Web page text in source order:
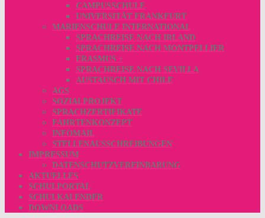
CAMPUSSCHULE
UNIVERSITÄT FRANKFURT
MARIENSCHULE INTERNATIONAL
SPRACHREISE NACH IRLAND
SPRACHREISE NACH MONTPELLIER
ERASMUS +
SPRACHREISE NACH SEVILLA
AUSTAUSCH MIT CHILE
AGS
SOZIALPROJEKT
SPRACHZERTIFIKATE
FAHRTENKONZEPT
INFOMAIL
STELLENAUSSCHREIBUNGEN
IMPRESSUM
DATENSCHUTZVEREINBARUNG
AKTUELLES
SCHULPORTAL
SCHULKALENDER
DOWNLOADS